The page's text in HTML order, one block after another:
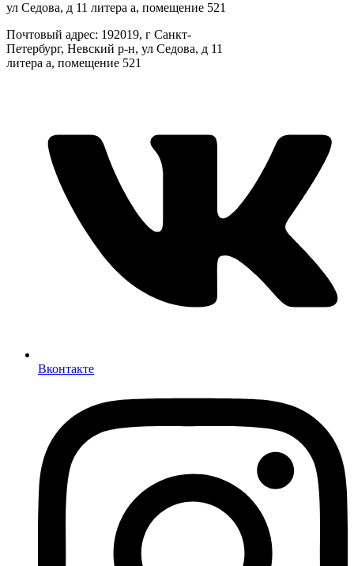
ул Седова, д 11 литера а, помещение 521
Почтовый адрес: 192019, г Санкт-
Петербург, Невский р-н, ул Седова, д 11
литера а, помещение 521
Вконтакте